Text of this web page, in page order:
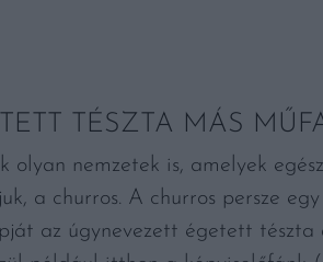
TÉSZTA MÁS
olyan nemzetek is, amelyek
a churros. A churros persze
az úgynevezett égetett